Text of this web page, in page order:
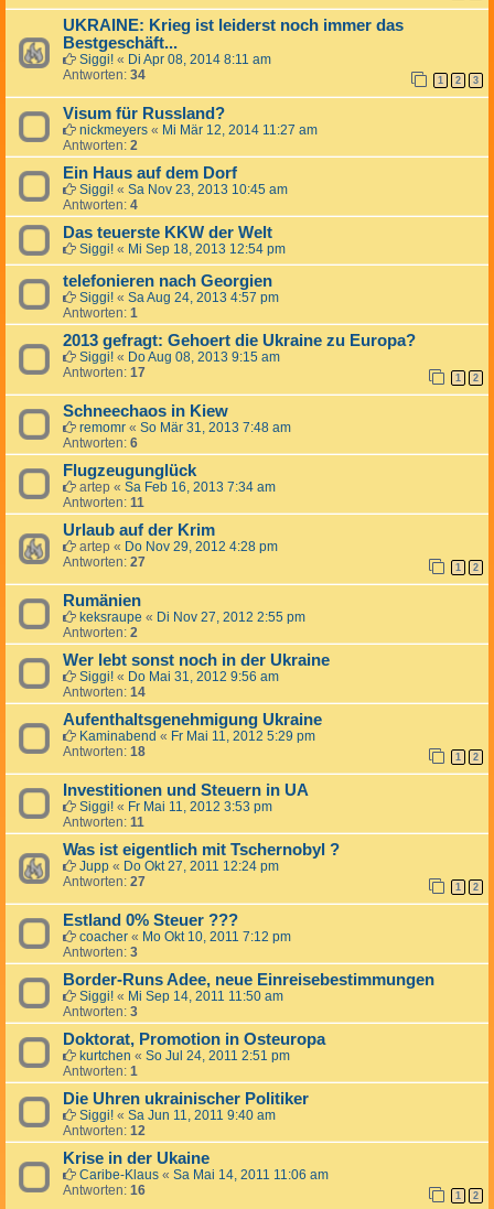
UKRAINE: Krieg ist leiderst noch immer das
Bestgeschäft...
Siggi! « Di Apr 08, 2014 8:11 am
Antworten: 34 1 2 3
Visum für Russland?
nickmeyers « Mi Mär 12, 2014 11:27 am
Antworten: 2
Ein Haus auf dem Dorf
Siggi! « Sa Nov 23, 2013 10:45 am
Antworten: 4
Das teuerste KKW der Welt
Siggi! « Mi Sep 18, 2013 12:54 pm
telefonieren nach Georgien
Siggi! « Sa Aug 24, 2013 4:57 pm
Antworten: 1
2013 gefragt: Gehoert die Ukraine zu Europa?
Siggi! « Do Aug 08, 2013 9:15 am
Antworten: 17 1 2
Schneechaos in Kiew
remomr « So Mär 31, 2013 7:48 am
Antworten: 6
Flugzeugunglück
artep « Sa Feb 16, 2013 7:34 am
Antworten: 11
Urlaub auf der Krim
artep « Do Nov 29, 2012 4:28 pm
Antworten: 27 1 2
Rumänien
keksraupe « Di Nov 27, 2012 2:55 pm
Antworten: 2
Wer lebt sonst noch in der Ukraine
Siggi! « Do Mai 31, 2012 9:56 am
Antworten: 14
Aufenthaltsgenehmigung Ukraine
Kaminabend « Fr Mai 11, 2012 5:29 pm
Antworten: 18 1 2
Investitionen und Steuern in UA
Siggi! « Fr Mai 11, 2012 3:53 pm
Antworten: 11
Was ist eigentlich mit Tschernobyl ?
Jupp « Do Okt 27, 2011 12:24 pm
Antworten: 27 1 2
Estland 0% Steuer ???
coacher « Mo Okt 10, 2011 7:12 pm
Antworten: 3
Border-Runs Adee, neue Einreisebestimmungen
Siggi! « Mi Sep 14, 2011 11:50 am
Antworten: 3
Doktorat, Promotion in Osteuropa
kurtchen « So Jul 24, 2011 2:51 pm
Antworten: 1
Die Uhren ukrainischer Politiker
Siggi! « Sa Jun 11, 2011 9:40 am
Antworten: 12
Krise in der Ukaine
Caribe-Klaus « Sa Mai 14, 2011 11:06 am
Antworten: 16 1 2